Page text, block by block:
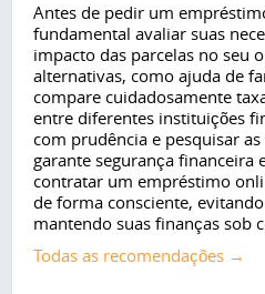
Antes de pedir um
fundamental avaliar suas
impacto das parcelas no seu
alternativas, como ajuda de
compare cuidadosamente
entre diferentes instituições
com prudência e pesquisar
garante segurança financeira
contratar um empréstimo
de forma consciente,
mantendo suas finanças sob
Todas as recomendações →